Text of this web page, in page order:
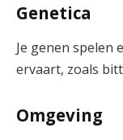
Genetica
Je genen spelen
ervaart, zoals
Omgeving